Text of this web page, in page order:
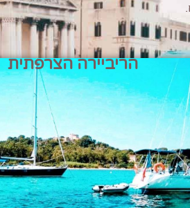
הריביירה הצרפתית